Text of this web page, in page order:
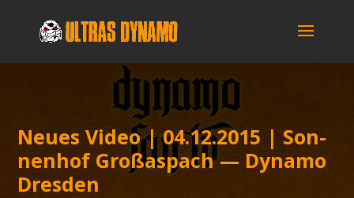
Neu­es Video | 04.12.2015 | Son­
nen­hof Groß­as­pach — Dyna­mo
Dresden